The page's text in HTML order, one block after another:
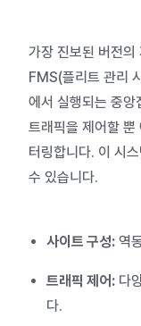
가장 진보된 버전의
FMS(플리트 관리
에서 실행되는 중앙
트래픽을 제어할 뿐
터링합니다. 이 시
수 있습니다.
사이트 구성: 역
트래픽 제어: 다
다.